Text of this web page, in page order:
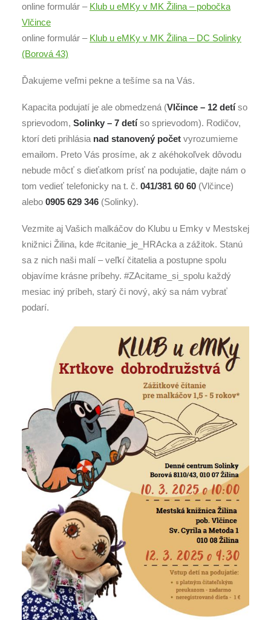
online formulár – Klub u eMKy v MK Žilina – pobočka
Vlčince
online formulár – Klub u eMKy v MK Žilina – DC Solinky
(Borová 43)
Ďakujeme veľmi pekne a tešíme sa na Vás.
Kapacita podujatí je ale obmedzená (Vlčince – 12 detíso
sprievodom, Solinky – 7 detíso sprievodom). Rodičov,
ktorí deti prihlásia nad stanovený počet vyrozumieme
emailom. Preto Vás prosíme, ak z akéhokoľvek dôvodu
nebude môcť s dieťatkom prísť na podujatie, dajte nám o
tom vedieť telefonicky na t. č. 041/381 60 60 (Vlčince)
alebo 0905 629 346 (Solinky).
Vezmite aj Vašich malkáčov do Klubu u Emky v Mestskej
knižnici Žilina, kde #citanie_je_HRAcka a zážitok. Stanú
sa z nich naši malí – veľkí čitatelia a postupne spolu
objavíme krásne príbehy. #ZAcitame_si_spolu každý
mesiac iný príbeh, starý či nový, aký sa nám vybrať
podarí.